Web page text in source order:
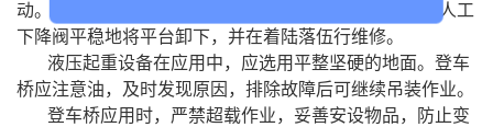
动。在故障过程中，应及时割断电源，休止操作，通过人工
下降阀平稳地将平台卸下，并在着陆落伍行维修。
液压起重设备在应用中，应选用平整坚硬的地面。登车
桥应注意油，及时发现原因，排除故障后可继续吊装作业。
登车桥应用时，严禁超载作业，妥善安设物品，防止变